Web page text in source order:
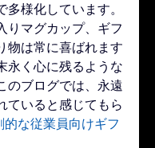
様化しています。
りマグカップ、ギフ
物は常に喜ばれます
永く心に残るような
のブログでは、永遠
ていると感じてもら
な従業員向けギフ